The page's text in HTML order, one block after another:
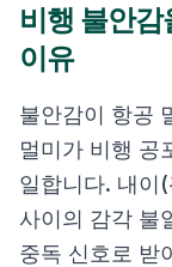
비행 불안
이유
불안감이 항공
멀미가 비행 공
일합니다. 내이
사이의 감각 불
중독 신호로 받